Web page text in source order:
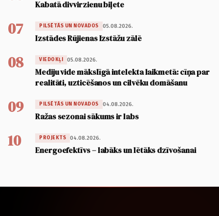
Kabatā divvirzienu biļete
07 PILSĒTĀS UN NOVADOS 05.08.2026.
Izstādes Rūjienas Izstāžu zālē
08 VIEDOKĻI 05.08.2026.
Mediju vide mākslīgā intelekta laikmetā: cīņa par
realitāti, uzticēšanos un cilvēku domāšanu
09 PILSĒTĀS UN NOVADOS 04.08.2026.
Ražas sezonai sākums ir labs
10 PROJEKTS 04.08.2026.
Energoefektīvs – labāks un lētāks dzīvošanai